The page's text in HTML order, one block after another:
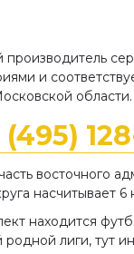
и
области.
(495)
восточного
насчитывает 6
находится
лиги, тут